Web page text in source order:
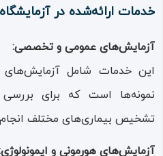
خدمات ارائه‌شده در
آزمایش‌های عمومی و تخصصی:
این خدمات شامل آزمایش‌های
نمونه‌ها است که برای
تشخیص بیماری‌های مختلف
آزمایش‌های هورمونی و